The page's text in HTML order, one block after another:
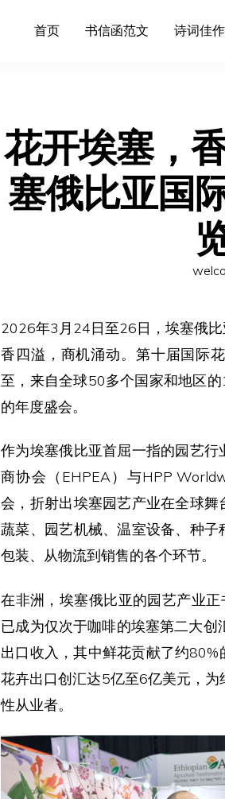
首页 书信函范文 诗词佳作
花开埃塞，
塞俄比亚国
2026年3月24日至26日，埃塞俄
香四溢，商机涌动。第十届国际
至，来自全球50多个国家和地区
的年度盛会。
作为埃塞俄比亚首屈一指的园艺
商协会（EHPEA）与HPP
会，折射出埃塞园艺产业在全球舞
蔬菜、园艺机械、温室设备、种
包装、从物流到销售的各个环节。
在非洲，埃塞俄比亚的园艺产业
已成为仅次于咖啡的埃塞第二大
出口收入，其中鲜花贡献了约
花卉出口创汇达5亿至6亿美元，
性从业者。